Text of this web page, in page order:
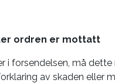
ordren er mottatt
i forsendelsen, må
av skaden eller